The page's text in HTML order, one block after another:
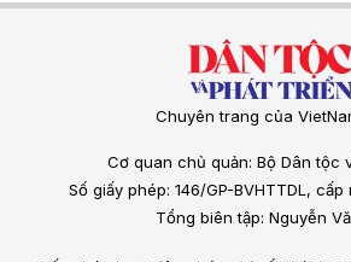
Chuyên trang của
Cơ quan chủ quản: Bộ Dân tộc
Số giấy phép: 146/GP-BVHTTDL, cấp
Tổng biên tập: Nguyễn